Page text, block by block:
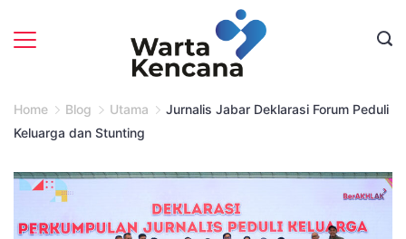
to
Home Blog Utama
Jurnalis Jabar Deklarasi Forum Peduli
Keluarga dan Stunting